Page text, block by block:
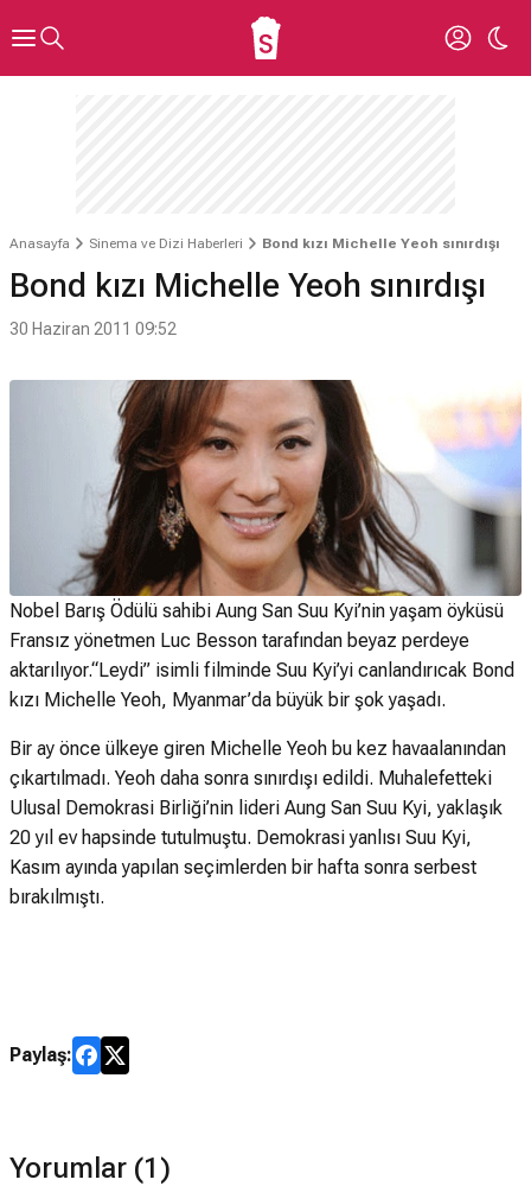
Anasayfa Sinema ve Dizi Haberleri Bond kızı Michelle Yeoh sınırdışı
Bond kızı Michelle Yeoh sınırdışı
30 Haziran 2011 09:52
Nobel Barış Ödülü sahibi Aung San Suu Kyi’nin yaşam öyküsü
Fransız yönetmen Luc Besson tarafından beyaz perdeye
aktarılıyor.“Leydi” isimli filminde Suu Kyi’yi canlandırıcak Bond
kızı Michelle Yeoh, Myanmar’da büyük bir şok yaşadı.
Bir ay önce ülkeye giren Michelle Yeoh bu kez havaalanından
çıkartılmadı. Yeoh daha sonra sınırdışı edildi. Muhalefetteki
Ulusal Demokrasi Birliği’nin lideri Aung San Suu Kyi, yaklaşık
20 yıl ev hapsinde tutulmuştu. Demokrasi yanlısı Suu Kyi,
Kasım ayında yapılan seçimlerden bir hafta sonra serbest
bırakılmıştı.
Paylaş:
Yorumlar (1)